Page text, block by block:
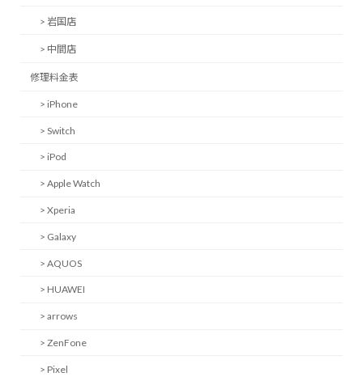
> 岩国店
> 中間店
修理料金表
> iPhone
> Switch
> iPod
> Apple Watch
> Xperia
> Galaxy
> AQUOS
> HUAWEI
> arrows
> ZenFone
> Pixel